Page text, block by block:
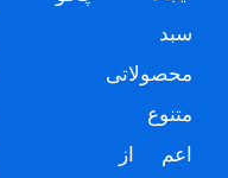
سبد
محصولاتی
متنوع
اعم از